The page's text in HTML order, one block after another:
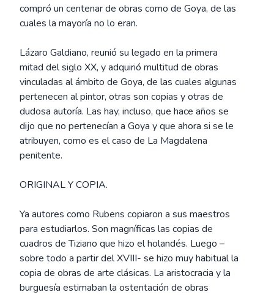
compró un centenar de obras como de Goya, de las
cuales la mayoría no lo eran.
Lázaro Galdiano, reunió su legado en la primera
mitad del siglo XX, y adquirió multitud de obras
vinculadas al ámbito de Goya, de las cuales algunas
pertenecen al pintor, otras son copias y otras de
dudosa autoría. Las hay, incluso, que hace años se
dijo que no pertenecían a Goya y que ahora si se le
atribuyen, como es el caso de La Magdalena
penitente.
ORIGINAL Y COPIA.
Ya autores como Rubens copiaron a sus maestros
para estudiarlos. Son magníficas las copias de
cuadros de Tiziano que hizo el holandés. Luego –
sobre todo a partir del XVIII- se hizo muy habitual la
copia de obras de arte clásicas. La aristocracia y la
burguesía estimaban la ostentación de obras